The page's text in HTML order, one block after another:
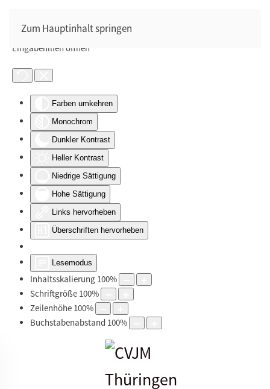
Eingabehilfen öffnen
Farben umkehren
Monochrom
Dunkler Kontrast
Heller Kontrast
Niedrige Sättigung
Hohe Sättigung
Links hervorheben
Überschriften hervorheben
Lesemodus
Inhaltsskalierung 100%
Schriftgröße 100%
Zeilenhöhe 100%
Buchstabenabstand 100%
Zum Hauptinhalt springen